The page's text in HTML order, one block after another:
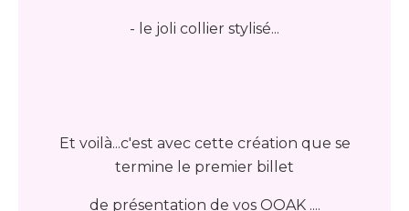
- le joli collier stylisé...
Et voilà...c'est avec cette création que se
termine le premier billet
de présentation de vos OOAK ....